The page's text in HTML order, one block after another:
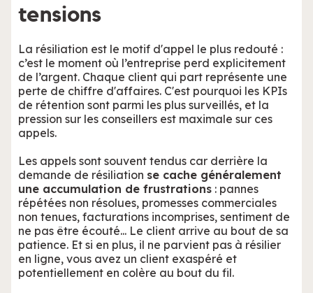
tensions
La résiliation est le motif d'appel le plus redouté :
c’est le moment où l’entreprise perd explicitement
de l’argent. Chaque client qui part représente une
perte de chiffre d'affaires. C'est pourquoi les KPIs
de rétention sont parmi les plus surveillés, et la
pression sur les conseillers est maximale sur ces
appels.
Les appels sont souvent tendus car derrière la
demande de résiliation se cache généralement
une accumulation de frustrations : pannes
répétées non résolues, promesses commerciales
non tenues, facturations incomprises, sentiment de
ne pas être écouté... Le client arrive au bout de sa
patience. Et si en plus, il ne parvient pas à résilier
en ligne, vous avez un client exaspéré et
potentiellement en colère au bout du fil.